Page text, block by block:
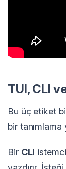
TUI, CLI
Bu üç etiket
bir tanımlama
Bir CLI